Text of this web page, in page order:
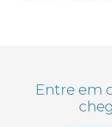
Entre em